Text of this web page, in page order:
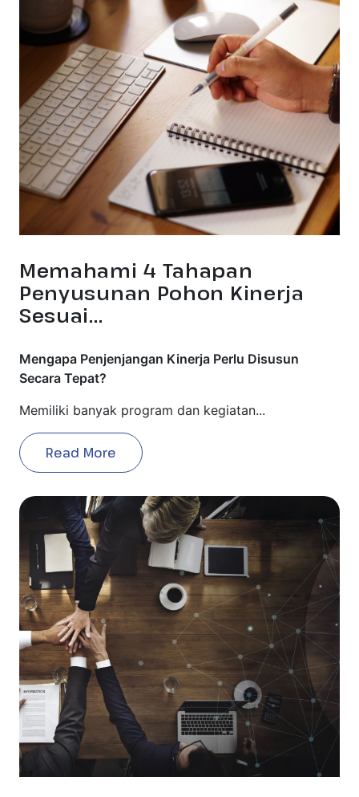
Memahami 4 Tahapan
Penyusunan Pohon Kinerja
Sesuai...
Mengapa Penjenjangan Kinerja Perlu Disusun
Secara Tepat?
Memiliki banyak program dan kegiatan...
Read More